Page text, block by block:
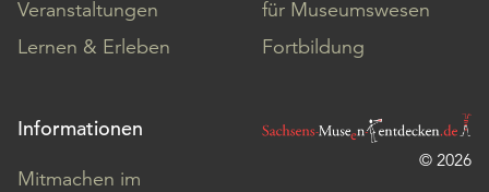
Veranstaltungen
Lernen & Erleben
für Museumswesen
Fortbildung
Informationen
Mitmachen im
© 2026